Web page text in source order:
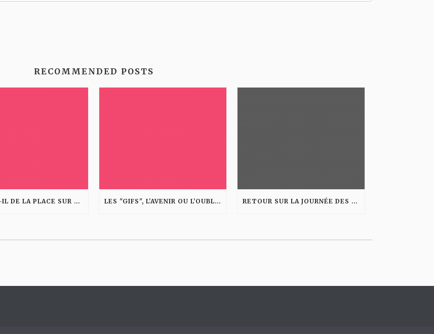
RECOMMENDED POSTS
RESTE-T-IL DE LA PLACE SUR LE WEB ? LES "GIFS", L'AVENIR OU L'OUBLIETTE? RETOUR SUR LA JOURNÉE DES AGENCES INTERACTIVES ORGANISÉE PAR MICROSOFT